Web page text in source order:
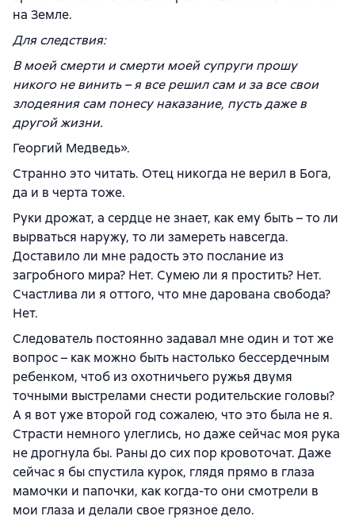
на Земле.
Для следствия:
В моей смерти и смерти моей супруги прошу
никого не винить – я все решил сам и за все свои
злодеяния сам понесу наказание, пусть даже в
другой жизни.
Георгий Медведь».
Странно это читать. Отец никогда не верил в Бога,
да и в черта тоже.
Руки дрожат, а сердце не знает, как ему быть – то ли
вырваться наружу, то ли замереть навсегда.
Доставило ли мне радость это послание из
загробного мира? Нет. Сумею ли я простить? Нет.
Счастлива ли я оттого, что мне дарована свобода?
Нет.
Следователь постоянно задавал мне один и тот же
вопрос – как можно быть настолько бессердечным
ребенком, чтоб из охотничьего ружья двумя
точными выстрелами снести родительские головы?
А я вот уже второй год сожалею, что это была не я.
Страсти немного улеглись, но даже сейчас моя рука
не дрогнула бы. Раны до сих пор кровоточат. Даже
сейчас я бы спустила курок, глядя прямо в глаза
мамочки и папочки, как когда-то они смотрели в
мои глаза и делали свое грязное дело.